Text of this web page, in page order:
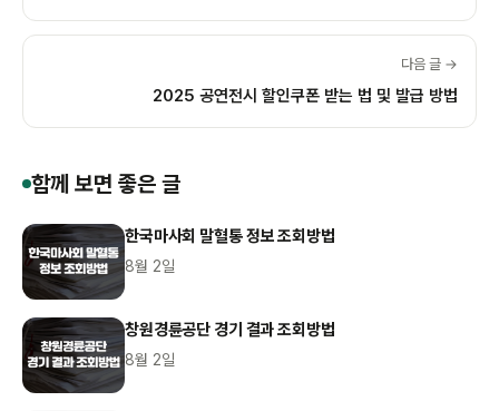
다음 글 →
2025 공연전시 할인쿠폰 받는 법 및 발급 방법
함께 보면 좋은 글
한국마사회 말혈통 정보 조회방법
8월 2일
창원경륜공단 경기 결과 조회방법
8월 2일